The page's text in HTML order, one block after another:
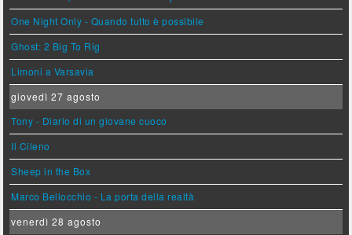
One Night Only - Quando tutto è possibile
Ghost: 2 Big To Rig
Limoni a Varsavia
giovedì 27 agosto
Tony - Diario di un giovane cuoco
Il Cileno
Sheep in the Box
Marco Bellocchio - La porta della realtà
venerdì 28 agosto